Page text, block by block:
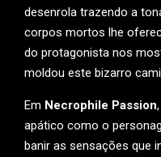
desenrola trazendo a
corpos mortos lhe
do protagonista nos
moldou este bizarro
Em Necrophile Passion
apático como o
banir as sensações que